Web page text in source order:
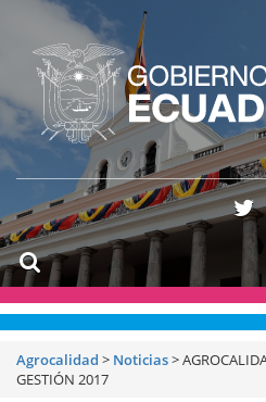
Agrocalidad > Noticias>
GESTIÓN 2017